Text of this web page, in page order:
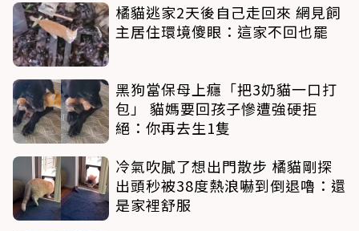
橘貓逃家2天後自己走回來 網見飼
主居住環境傻眼：這家不回也罷
黑狗當保母上癮「把3奶貓一口打
包」 貓媽要回孩子慘遭強硬拒
絕：你再去生1隻
冷氣吹膩了想出門散步 橘貓剛探
出頭秒被38度熱浪嚇到倒退嚕：還
是家裡舒服